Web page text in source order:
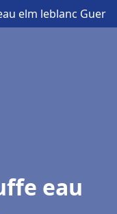
elm leblanc Guer
eau